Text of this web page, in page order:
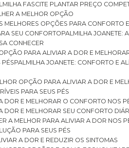
FASCITE PLANTAR PREÇO
A MELHOR OPÇÃO
MELHORES OPÇÕES PARA CONFORTO
SEU CONFORTO
PALMILHA JOANETE:
CONHECER
PARA ALIVIAR A DOR E
PÉS
PALMILHA JOANETE: CONFORTO E
OPÇÃO PARA ALIVIAR A DOR E
PARA SEUS PÉS
DOR E MELHORAR O CONFORTO NOS
DOR E MELHORAR SEU CONFORTO
A MELHOR PARA ALIVIAR A DOR NOS
PARA SEUS PÉS
A DOR E REDUZIR OS SINTOMAS